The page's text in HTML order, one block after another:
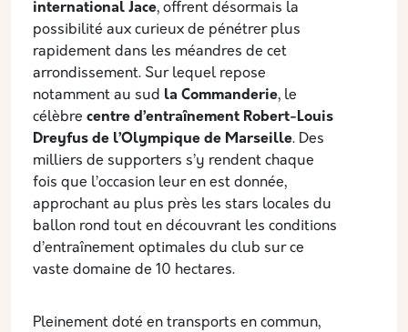
international Jace, offrent désormais la
possibilité aux curieux de pénétrer plus
rapidement dans les méandres de cet
arrondissement. Sur lequel repose
notamment au sud la Commanderie, le
célèbre centre d’entraînement Robert-Louis
Dreyfus de l’Olympique de Marseille. Des
milliers de supporters s’y rendent chaque
fois que l’occasion leur en est donnée,
approchant au plus près les stars locales du
ballon rond tout en découvrant les conditions
d’entraînement optimales du club sur ce
vaste domaine de 10 hectares.
Pleinement doté en transports en commun,